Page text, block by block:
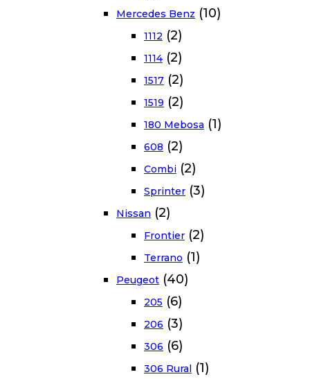
Mercedes Benz (10)
1112 (2)
1114 (2)
1517 (2)
1519 (2)
180 Mebosa (1)
608 (2)
Combi (2)
Sprinter (3)
Nissan (2)
Frontier (2)
Terrano (1)
Peugeot (40)
205 (6)
206 (3)
306 (6)
306 Rural (1)